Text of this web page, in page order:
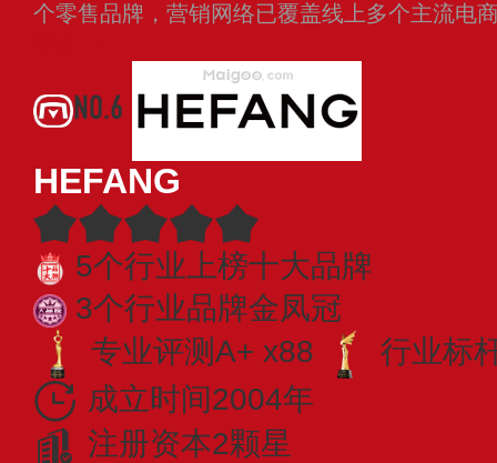
个零售品牌，营销网络已覆盖线上多个主流电
NO.6
HEFANG
5个行业上榜十大品牌
3个行业品牌金凤冠
专业评测A+ x88
行业标
成立时间2004年
注册资本2颗星